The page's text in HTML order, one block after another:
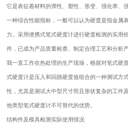
它是表征着材料的弹性、塑性、形变、强化率、
一种综合性能指标，一般可以认为硬度是指金属
力。采用便携式笔式硬度计进行硬度检测的实用
件，已成为产品质量检查、制定合理工艺和分析
我一直工作在热处理的生产现场，根据对笔式硬
式硬度计是压入和回跳硬度值组合的一种测试方
性，尤其是测试大中型尺寸而且形状复杂的工件
他类型笔式硬度计不可替代的优势。
结构件及模具检测实际使用情况